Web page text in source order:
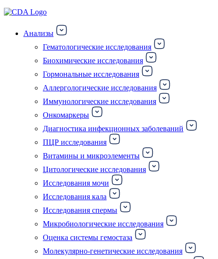
Анализы
Гематологические исследования
Биохимические исследования
Гормональные исследования
Аллергологические исследования
Иммунологические исследования
Онкомаркеры
Диагностика инфекционных заболеваний
ПЦР исследования
Витамины и микроэлементы
Цитологические исследования
Исследования мочи
Исследования кала
Исследования спермы
Микробиологические исследования
Оценка системы гемостаза
Молекулярно-генетические исследования